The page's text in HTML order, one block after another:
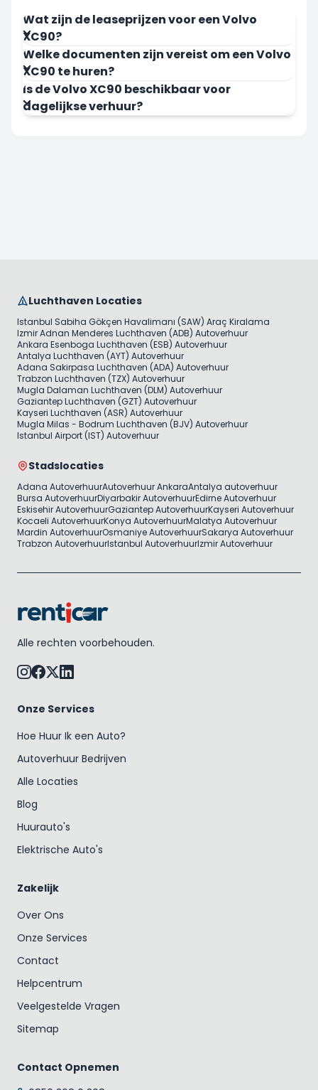
Nu Huren
Wat zijn de leaseprijzen voor een Volvo
XC90?
Welke documenten zijn vereist om een Volvo
XC90 te huren?
Is de Volvo XC90 beschikbaar voor
dagelijkse verhuur?
Luchthaven Locaties
Istanbul Sabiha Gökçen Havalimanı (SAW) Araç Kiralama
Izmir Adnan Menderes Luchthaven (ADB) Autoverhuur
Ankara Esenboga Luchthaven (ESB) Autoverhuur
Antalya Luchthaven (AYT) Autoverhuur
Adana Sakirpasa Luchthaven (ADA) Autoverhuur
Trabzon Luchthaven (TZX) Autoverhuur
Mugla Dalaman Luchthaven (DLM) Autoverhuur
Gaziantep Luchthaven (GZT) Autoverhuur
Kayseri Luchthaven (ASR) Autoverhuur
Mugla Milas - Bodrum Luchthaven (BJV) Autoverhuur
Istanbul Airport (IST) Autoverhuur
Stadslocaties
Adana AutoverhuurAutoverhuur AnkaraAntalya autoverhuur
Bursa AutoverhuurDiyarbakir AutoverhuurEdirne Autoverhuur
Eskisehir AutoverhuurGaziantep AutoverhuurKayseri Autoverhuur
Kocaeli AutoverhuurKonya AutoverhuurMalatya Autoverhuur
Mardin AutoverhuurOsmaniye AutoverhuurSakarya Autoverhuur
Trabzon AutoverhuurIstanbul AutoverhuurIzmir Autoverhuur
Alle rechten voorbehouden.
Onze Services
Hoe Huur Ik een Auto?
Autoverhuur Bedrijven
Alle Locaties
Blog
Huurauto's
Elektrische Auto's
Zakelijk
Over Ons
Onze Services
Contact
Helpcentrum
Veelgestelde Vragen
Sitemap
Contact Opnemen